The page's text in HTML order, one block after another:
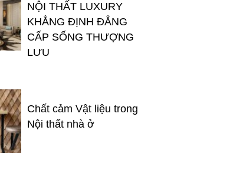
NỘI THẤT LUXURY
KHẲNG ĐỊNH ĐẲNG
CẤP SỐNG THƯỢNG
LƯU
Chất cảm Vật liệu trong
Nội thất nhà ở